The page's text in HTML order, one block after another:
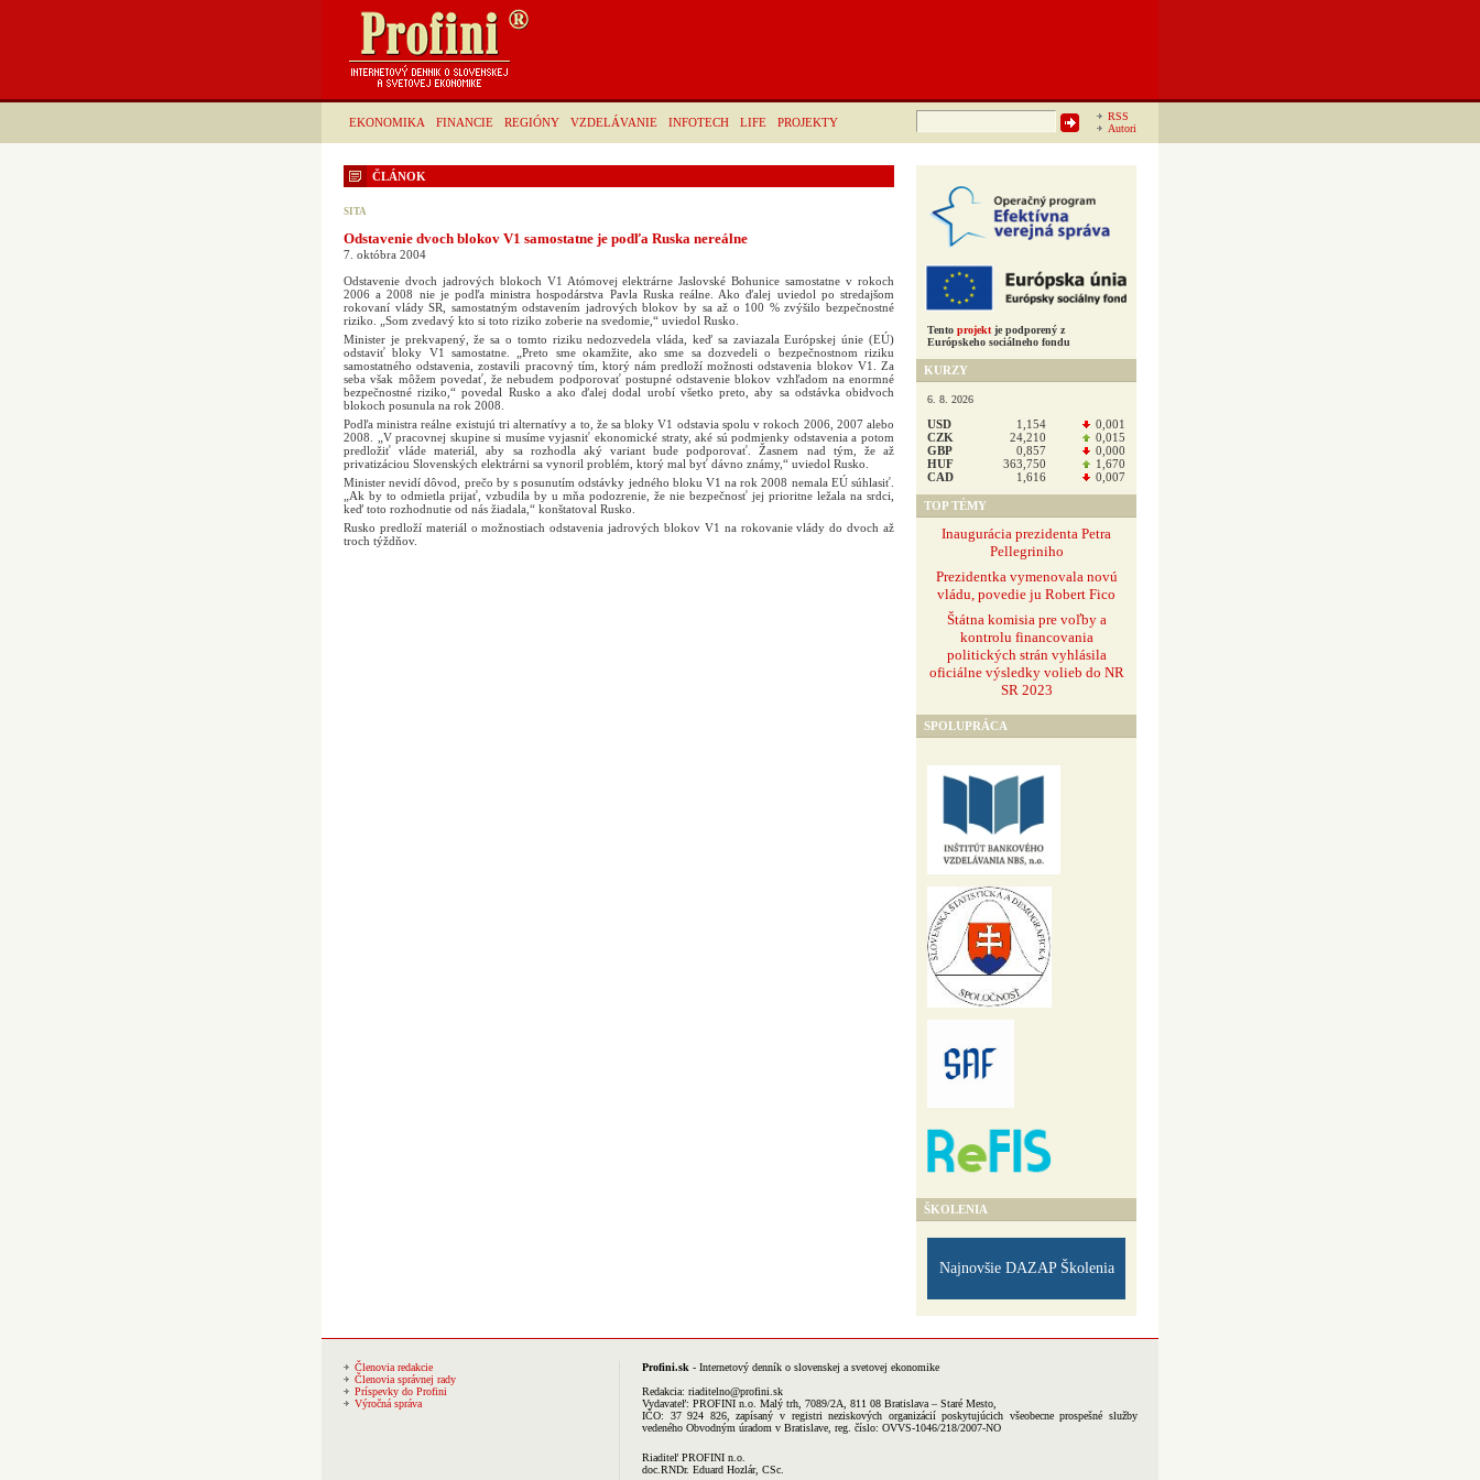
EKONOMIKA FINANCIE REGIÓNY VZDELÁVANIE INFOTECH LIFE PROJEKTY
RSS
Autori
Hľadať:
ČLÁNOK
SITA
Odstavenie dvoch blokov V1 samostatne je podľa Ruska nereálne
7. októbra 2004
Odstavenie dvoch jadrových blokoch V1 Atómovej elektrárne Jaslovské Bohunice samostatne v rokoch
2006 a 2008 nie je podľa ministra hospodárstva Pavla Ruska reálne. Ako ďalej uviedol po stredajšom
rokovaní vlády SR, samostatným odstavením jadrových blokov by sa až o 100 % zvýšilo bezpečnostné
riziko. „Som zvedavý kto si toto riziko zoberie na svedomie,“ uviedol Rusko.
Minister je prekvapený, že sa o tomto riziku nedozvedela vláda, keď sa zaviazala Európskej únie (EÚ)
odstaviť bloky V1 samostatne. „Preto sme okamžite, ako sme sa dozvedeli o bezpečnostnom riziku
samostatného odstavenia, zostavili pracovný tím, ktorý nám predloží možnosti odstavenia blokov V1. Za
seba však môžem povedať, že nebudem podporovať postupné odstavenie blokov vzhľadom na enormné
bezpečnostné riziko,“ povedal Rusko a ako ďalej dodal urobí všetko preto, aby sa odstávka obidvoch
blokoch posunula na rok 2008.
Podľa ministra reálne existujú tri alternatívy a to, že sa bloky V1 odstavia spolu v rokoch 2006, 2007 alebo
2008. „V pracovnej skupine si musíme vyjasniť ekonomické straty, aké sú podmienky odstavenia a potom
predložiť vláde materiál, aby sa rozhodla aký variant bude podporovať. Žasnem nad tým, že až
privatizáciou Slovenských elektrárni sa vynoril problém, ktorý mal byť dávno známy,“ uviedol Rusko.
Minister nevidí dôvod, prečo by s posunutím odstávky jedného bloku V1 na rok 2008 nemala EÚ súhlasiť.
„Ak by to odmietla prijať, vzbudila by u mňa podozrenie, že nie bezpečnosť jej prioritne ležala na srdci,
keď toto rozhodnutie od nás žiadala,“ konštatoval Rusko.
Rusko predloží materiál o možnostiach odstavenia jadrových blokov V1 na rokovanie vlády do dvoch až
troch týždňov.
Tento projekt je podporený z
Európskeho sociálneho fondu
KURZY
6. 8. 2026
USD 1,154
0,001
CZK
24,210
0,015
GBP
0,857
0,000
HUF
363,750
1,670
CAD
1,616 0,007
TOP TÉMY
Inaugurácia prezidenta Petra
Pellegriniho
Prezidentka vymenovala novú
vládu, povedie ju Robert Fico
Štátna komisia pre voľby a
kontrolu financovania
politických strán vyhlásila
oficiálne výsledky volieb do NR
SR 2023
SPOLUPRÁCA
ŠKOLENIA
Najnovšie DAZAP Školenia
Členovia redakcie
Členovia správnej rady
Príspevky do Profini
Výročná správa
Profini.sk - Internetový denník o slovenskej a svetovej ekonomike
Redakcia: riaditelno@profini.sk
Vydavateľ: PROFINI n.o. Malý trh, 7089/2A, 811 08 Bratislava – Staré Mesto,
IČO: 37 924 826, zapísaný v registri neziskových organizácií poskytujúcich všeobecne prospešné služby
vedeného Obvodným úradom v Bratislave, reg. číslo: OVVS-1046/218/2007-NO
Riaditeľ PROFINI n.o.
doc.RNDr. Eduard Hozlár, CSc.